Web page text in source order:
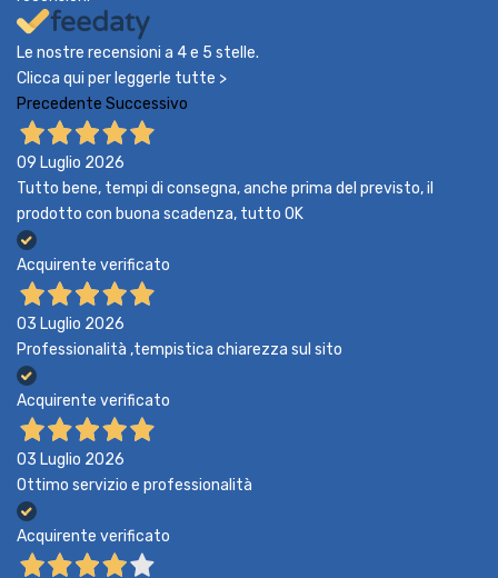
Le nostre recensioni a 4 e 5 stelle.
Clicca qui per leggerle tutte >
Precedente Successivo
09 Luglio 2026
Tutto bene, tempi di consegna, anche prima del previsto, il
prodotto con buona scadenza, tutto OK
Acquirente verificato
03 Luglio 2026
Professionalità ,tempistica chiarezza sul sito
Acquirente verificato
03 Luglio 2026
Ottimo servizio e professionalità
Acquirente verificato